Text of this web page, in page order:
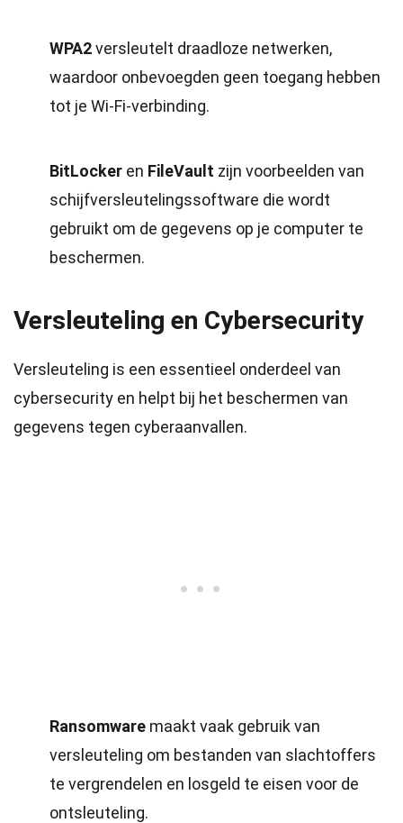
WPA2versleutelt draadloze netwerken,
waardoor onbevoegden geen toegang hebben
tot je Wi-Fi-verbinding.
BitLocker en FileVault zijn voorbeelden van
schijfversleutelingssoftware die wordt
gebruikt om de gegevens op je computer te
beschermen.
Versleuteling en Cybersecurity
Versleuteling is een essentieel onderdeel van
cybersecurity en helpt bij het beschermen van
gegevens tegen cyberaanvallen.
Ransomware maakt vaak gebruik van
versleuteling om bestanden van slachtoffers
te vergrendelen en losgeld te eisen voor de
ontsleuteling.